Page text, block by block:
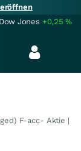
Dow Jones +0,25%
F-acc- Aktie |